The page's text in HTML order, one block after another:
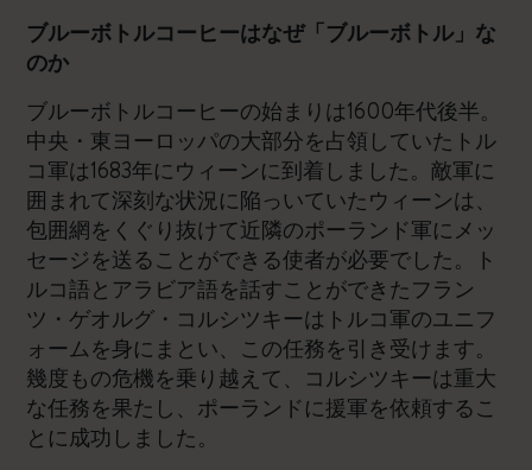
ブルーボトルコーヒーはなぜ「ブルーボトル」な
のか
ブルーボトルコーヒーの始まりは1600年代後半。
中央・東ヨーロッパの大部分を占領していたトル
コ軍は1683年にウィーンに到着しました。敵軍に
囲まれて深刻な状況に陥っいていたウィーンは、
包囲網をくぐり抜けて近隣のポーランド軍にメッ
セージを送ることができる使者が必要でした。ト
ルコ語とアラビア語を話すことができたフラン
ツ・ゲオルグ・コルシツキーはトルコ軍のユニフ
ォームを身にまとい、この任務を引き受けます。
幾度もの危機を乗り越えて、コルシツキーは重大
な任務を果たし、ポーランドに援軍を依頼するこ
とに成功しました。